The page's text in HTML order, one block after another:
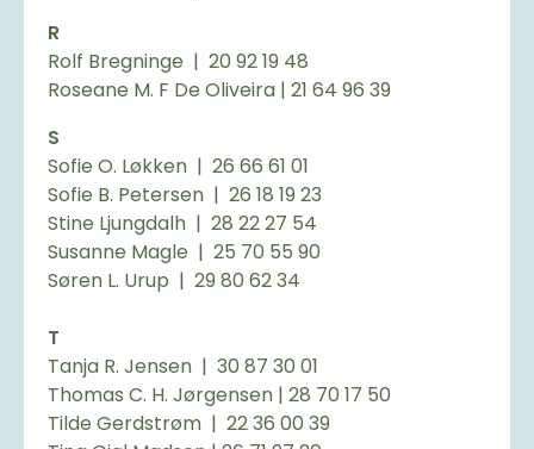
R
Rolf Bregninge | 20 92 19 48
Roseane M. F De Oliveira | 21 64 96 39
S
Sofie O. Løkken | 26 66 61 01
Sofie B. Petersen | 26 18 19 23
Stine Ljungdalh | 28 22 27 54
Susanne Magle | 25 70 55 90
Søren L. Urup | 29 80 62 34
T
Tanja R. Jensen | 30 87 30 01
Thomas C. H. Jørgensen | 28 70 17 50
Tilde Gerdstrøm | 22 36 00 39